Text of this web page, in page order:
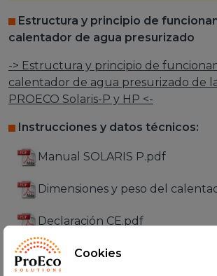
Estructura y principio de
calentador de agua presurizado
-> Estructura y principio de
calentador de agua presurizado de
PROECO Solaris-P y HP <-
Instrucciones y datos técnicos:
Manual SOLARIS P.pdf
Dimensiones y peso del
Declaración CE.pdf
Complementos recomendados
dispositivo:
Cookies